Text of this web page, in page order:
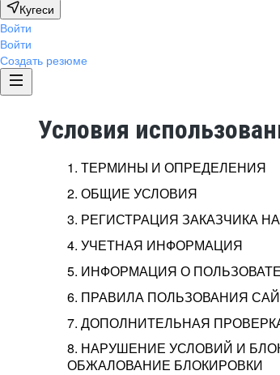
Кугеси
Войти
Войти
Создать резюме
Условия
1. ТЕРМИНЫ И ОПРЕДЕЛЕНИЯ
2. ОБЩИЕ УСЛОВИЯ
3. РЕГИСТРАЦИЯ ЗАКАЗЧИКА
4. УЧЕТНАЯ ИНФОРМАЦИЯ
5. ИНФОРМАЦИЯ О
6. ПРАВИЛА ПОЛЬЗОВАНИЯ
7. ДОПОЛНИТЕЛЬНАЯ
8. НАРУШЕНИЕ УСЛОВИЙ И
ОБЖАЛОВАНИЕ БЛОКИРОВКИ